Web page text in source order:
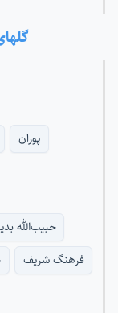
گلهای
پوران
حبیب‌الله
فرهنگ شریف